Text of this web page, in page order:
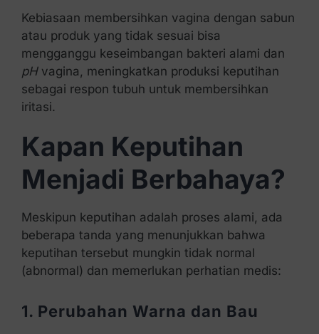
Kebiasaan membersihkan vagina dengan sabun
atau produk yang tidak sesuai bisa
mengganggu keseimbangan bakteri alami dan
pHvagina, meningkatkan produksi keputihan
sebagai respon tubuh untuk membersihkan
iritasi.
Kapan Keputihan
Menjadi Berbahaya?
Meskipun keputihan adalah proses alami, ada
beberapa tanda yang menunjukkan bahwa
keputihan tersebut mungkin tidak normal
(abnormal) dan memerlukan perhatian medis:
1. Perubahan Warna dan Bau